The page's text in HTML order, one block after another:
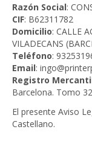
Razón Social:
CIF: B62311782
Domicilio: CALLE
VILADECANS
Teléfono:
Email:
Registro
Barcelona. Tomo
El presente Aviso
Castellano.